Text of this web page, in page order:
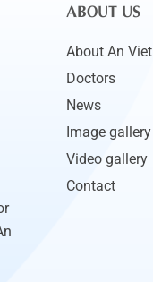
ABOUT US
About An Viet
Doctors
News
Image gallery
Video gallery
Contact